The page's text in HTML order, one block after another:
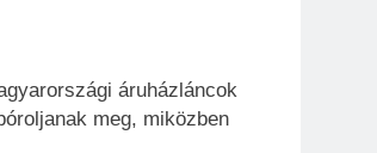
áruházláncok
meg, miközben